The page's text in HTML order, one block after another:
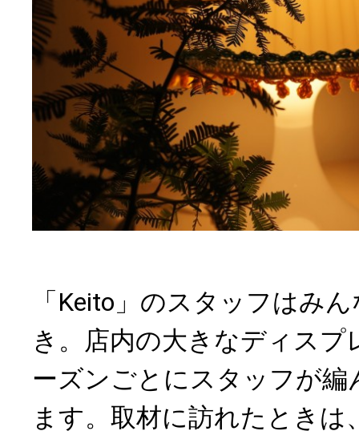
「Keito」のスタッフはみ
き。店内の大きなディス
ーズンごとにスタッフが編
ます。取材に訪れたときは